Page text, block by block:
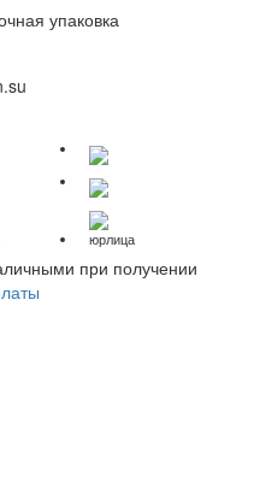
упаковка
юрлица
при получении